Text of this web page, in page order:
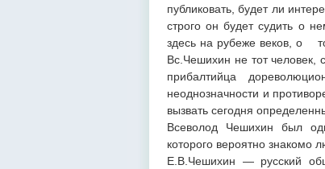
публиковать, будет ли
строго он будет судить о
здесь на рубеже веков, о
Вс.Чешихин не тот человек,
прибалтийца
неоднозначности и
вызвать сегодня
Всеволод Чешихин был
которого вероятно знакомо
Е.В.Чешихин — русский